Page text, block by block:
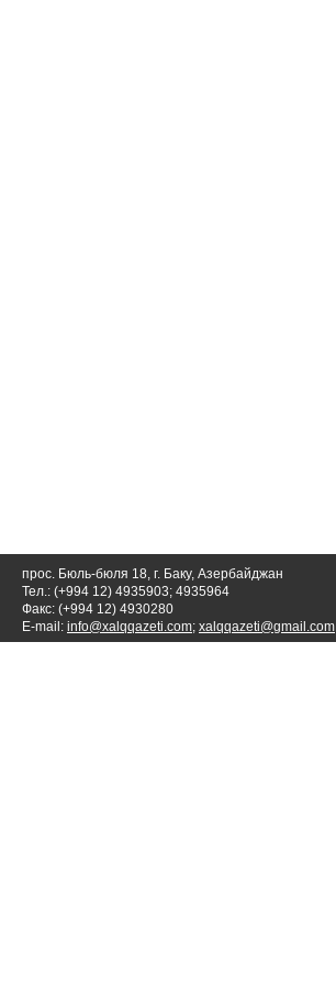
прос. Бюль-бюля 18, г. Баку, Азербайджан
Тел.: (+994 12) 4935903; 4935964
Факс: (+994 12) 4930280
E-mail: info@xalqqazeti.com; xalqqazeti@gmail.com